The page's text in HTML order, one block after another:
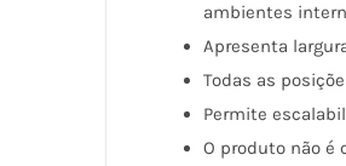
ambientes
Apresenta
Todas as
Permite
O produto não é